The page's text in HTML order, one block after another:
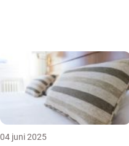
04 juni 2025